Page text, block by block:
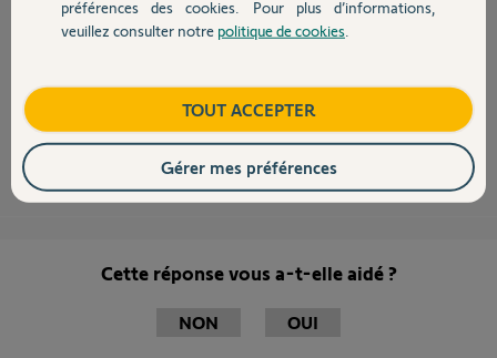
Contact
jours maintenant, afin d'identifier la source du défaut que vous
rencontrez, pourriez-vous me transmettre une copie d'écran des menus
Thomas M. il y a environ 8 ans
Cette réponse vous a-t-elle aidé ?
NON OUI
préférences des cookies. Pour plus d’informations,
veuillez consulter notre politique de cookies
TOUT ACCEPTER
Gérer mes préférences